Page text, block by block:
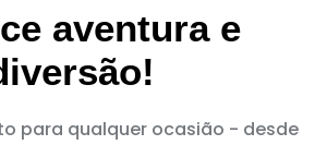
aventura e
para qualquer ocasião - desde